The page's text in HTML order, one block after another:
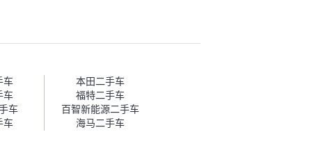
帮我谈价。自营车我讲过价，最
后是通过花一块钱买优惠券的方
式，便宜了800块钱成交。”
车
本田二手车
车
福特二手车
车
百智新能源二手车
车
海马二手车